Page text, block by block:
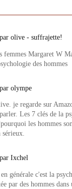
olive - suffrajette!
femmes Margaret W
des hommes
olympe
je regarde sur
Les 7 clés de la
les hommes
sérieux.
Ixchel
générale c'est la
par des hommes dans